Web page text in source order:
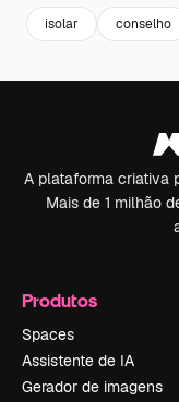
isolar conselho
A plataforma criativa
Mais de 1 milhão
Produtos
Spaces
Assistente de IA
Gerador de imagens